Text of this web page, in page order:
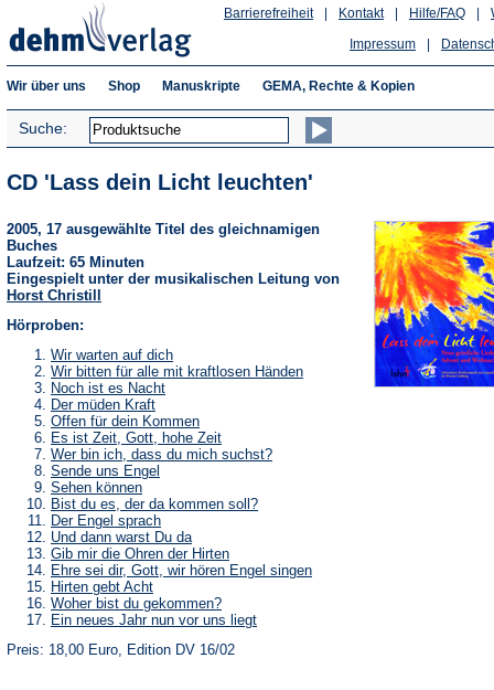
Hilfe/FAQ
Kontakt
Barrierefreiheit
Impressum
Wir über uns Shop Manuskripte GEMA, Rechte & Kopien
Suche:
CD 'Lass dein Licht leuchten'
2005, 17 ausgewählte Titel des gleichnamigen
Buches
Laufzeit: 65 Minuten
Eingespielt unter der musikalischen Leitung von
Horst Christill
Hörproben:
Wir warten auf dich(Öffnet
in
Tab)
Wir bitten für alle mit kraftlosen Händen(Öffnet
Noch ist es Nacht(Öffnet
einem
neuen
Tab)
Der müden Kraft(Öffnet
in
einem
neuen
Tab)
Offen für dein Kommen(Öffnet
in
einem
neuen
Es ist Zeit, Gott, hohe Zeit(Öffnet
in
Tab)
Wer bin ich, dass du mich suchst?(Öffnet
Sende uns Engel
einem
neuen
Tab)
Sehen können(Öffnet
in
einem
neuen
Tab)
Bist du es, der da kommen soll?(Öffnet
Tab)
Der Engel sprach(Öffnet
in
einem
neuen
Tab)
Und dann warst Du da(Öffnet
in
einem
neuen
Tab)
Gib mir die Ohren der Hirten(Öffnet
in
einem
Tab)
Ehre sei dir, Gott, wir hören Engel singen(Öffnet
Hirten gebt Acht(Öffnet
in
einem
neuen
Tab)
Woher bist du gekommen?(Öffnet
in
einem
neuen
Ein neues Jahr nun vor uns liegt(Öffnet
Preis: 18,00 Euro, Edition DV 16/02